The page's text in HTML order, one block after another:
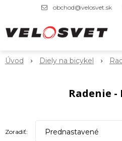
obchod@velosvet.sk
Úvod Diely na bicykel
Radenie -
Zoradiť: Prednastavené